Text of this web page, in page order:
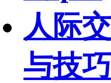
人际
与技